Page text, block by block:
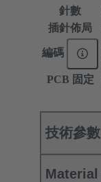
針數
插針佈局
編碼
PCB 固定
技術參數